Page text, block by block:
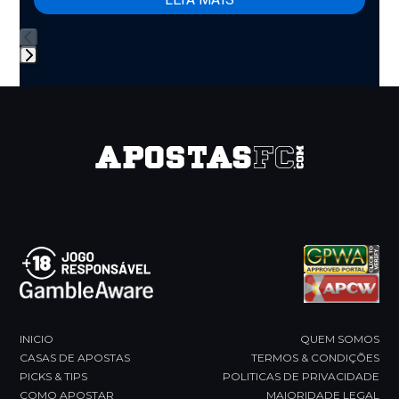
INICIO
CASAS DE APOSTAS
PICKS & TIPS
COMO APOSTAR
QUEM SOMOS
TERMOS & CONDIÇÕES
POLITICAS DE PRIVACIDADE
MAIORIDADE LEGAL